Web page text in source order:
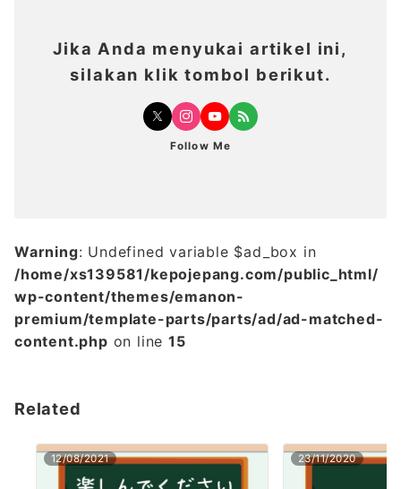
Jika Anda menyukai artikel ini,
silakan klik tombol berikut.
Follow Me
Warning: Undefined variable $ad_box in
/home/xs139581/kepojepang.com/public_html/
wp-content/themes/emanon-
premium/template-parts/parts/ad/ad-matched-
content.php on line15
Related
12/08/2021 23/11/2020